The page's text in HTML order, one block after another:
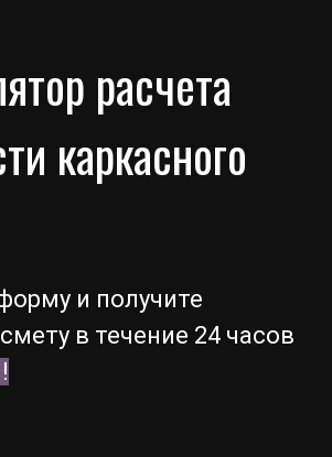
расчета
каркасного
и получите
в течение 24 часов